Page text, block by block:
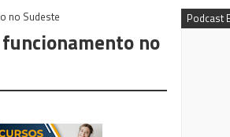
no Sudeste
no
Podcast